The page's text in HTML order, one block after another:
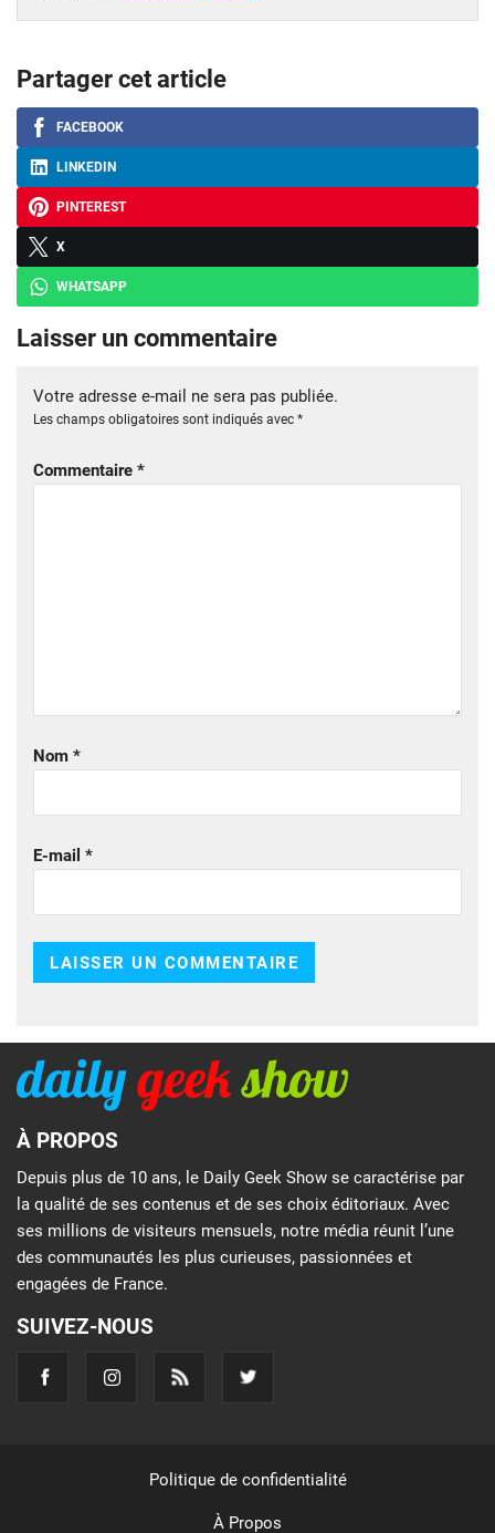
Partager cet article
FACEBOOK
LINKEDIN
PINTEREST
X
WHATSAPP
Laisser un commentaire
Votre adresse e-mail ne sera pas publiée.
Les champs obligatoires sont indiqués avec *
Commentaire *
Nom *
E-mail *
À PROPOS
Depuis plus de 10 ans, le Daily Geek Show se caractérise par
la qualité de ses contenus et de ses choix éditoriaux. Avec
ses millions de visiteurs mensuels, notre média réunit l’une
des communautés les plus curieuses, passionnées et
engagées de France.
SUIVEZ-NOUS
Politique de confidentialité
À Propos